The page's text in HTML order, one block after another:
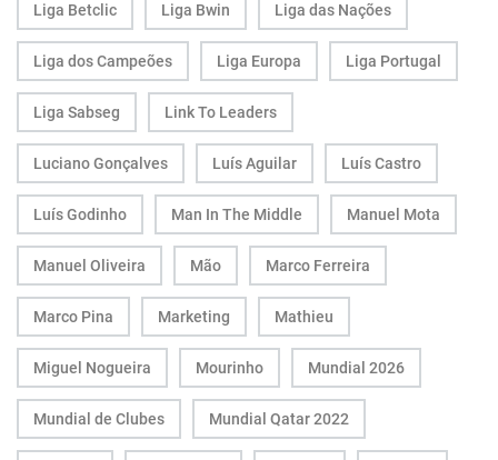
Liga Betclic Liga Bwin Liga das Nações
Liga dos Campeões Liga Europa Liga Portugal
Liga Sabseg Link To Leaders
Luciano Gonçalves Luís Aguilar Luís Castro
Luís Godinho Man In The Middle Manuel Mota
Manuel Oliveira Mão Marco Ferreira
Marco Pina Marketing Mathieu
Miguel Nogueira Mourinho Mundial 2026
Mundial de Clubes Mundial Qatar 2022